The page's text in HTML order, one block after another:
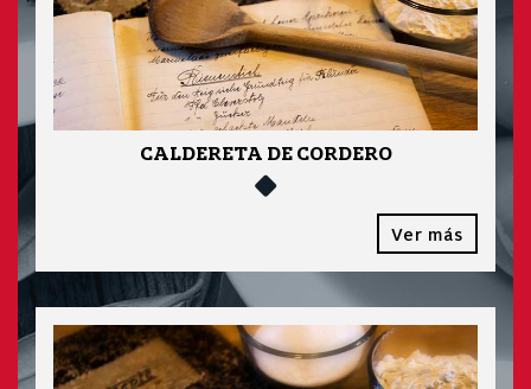
CALDERETA DE CORDERO
Ver más